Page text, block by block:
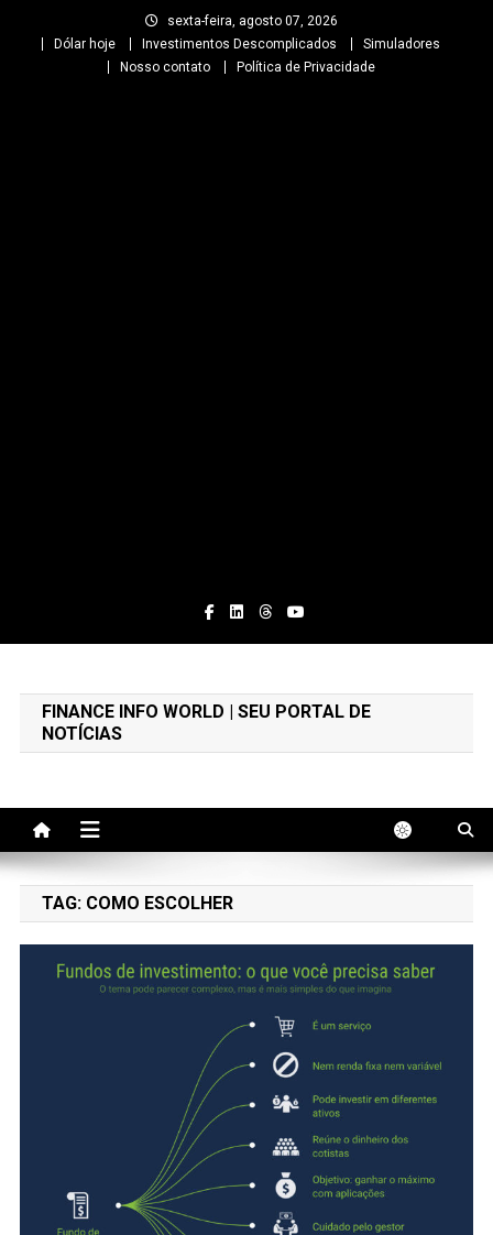
sexta-feira, agosto 07, 2026
Dólar hoje
Investimentos Descomplicados
Simuladores
Nosso contato
Política de Privacidade
Finance Info World
FINANCE INFO WORLD | SEU PORTAL DE
NOTÍCIAS
TAG: COMO ESCOLHER